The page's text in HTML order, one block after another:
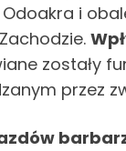
i
zostały
przez